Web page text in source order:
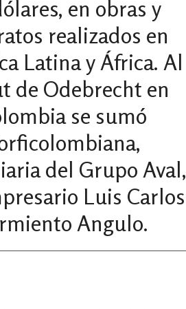
en obras y
realizados en
Latina y África. Al
de Odebrecht en
se sumó
del Grupo Aval,
Luis Carlos
Angulo.